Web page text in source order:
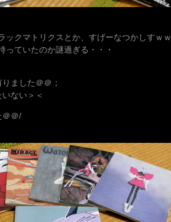
ックマトリクスとか、すげーなつかしすｗｗ
っていたのか謎過ぎる・・・
ました＠＠；
ない＞＜
＠＠/